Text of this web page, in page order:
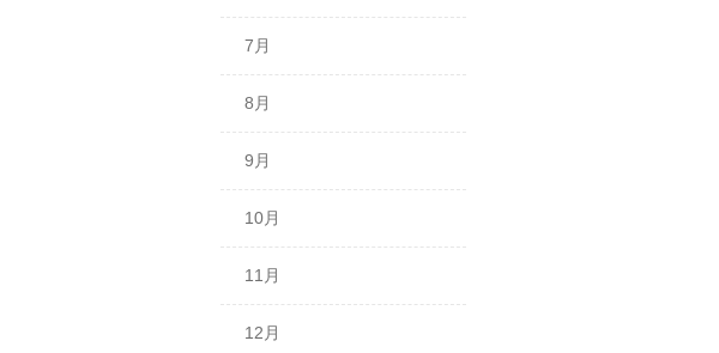
7月
8月
9月
10月
11月
12月